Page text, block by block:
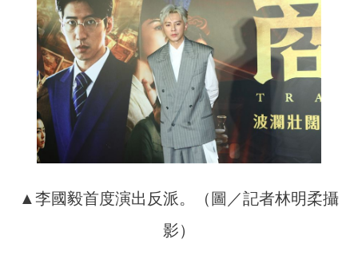
▲李國毅首度演出反派。（圖／記者林明柔攝
影）